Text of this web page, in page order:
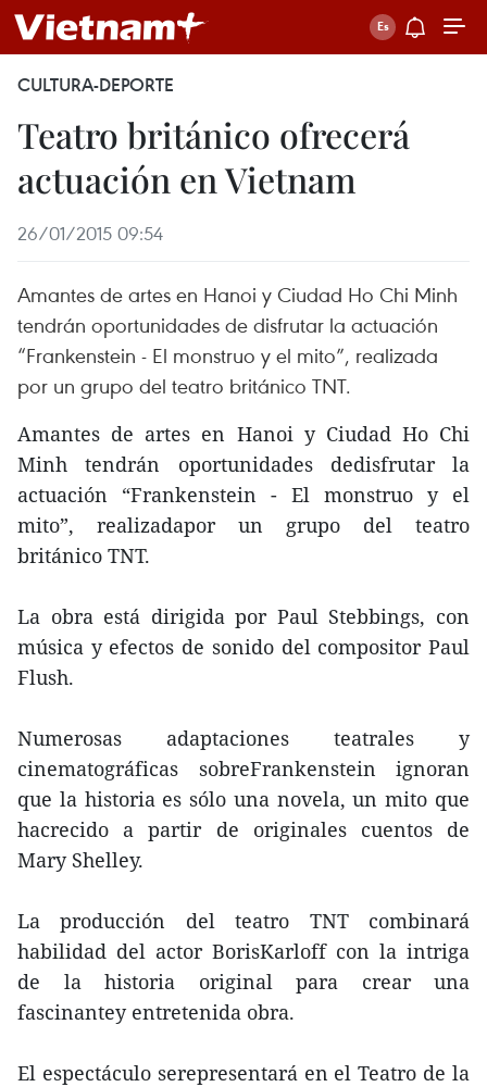
CULTURA-DEPORTE
Teatro británico ofrecerá
actuación en Vietnam
26/01/2015 09:54
Amantes de artes en Hanoi y Ciudad Ho Chi Minh
tendrán oportunidades de disfrutar la actuación
“Frankenstein - El monstruo y el mito”, realizada
por un grupo del teatro británico TNT.
Amantes de artes en Hanoi y Ciudad Ho Chi
Minh tendrán oportunidades dedisfrutar la
actuación “Frankenstein - El monstruo y el
mito”, realizadapor un grupo del teatro
británico TNT.
La obra está dirigida por Paul Stebbings, con
música y efectos de sonido del compositor Paul
Flush.
Numerosas adaptaciones teatrales y
cinematográficas sobreFrankenstein ignoran
que la historia es sólo una novela, un mito que
hacrecido a partir de originales cuentos de
Mary Shelley.
La producción del teatro TNT combinará
habilidad del actor BorisKarloff con la intriga
de la historia original para crear una
fascinantey entretenida obra.
El espectáculo serepresentará en el Teatro de la